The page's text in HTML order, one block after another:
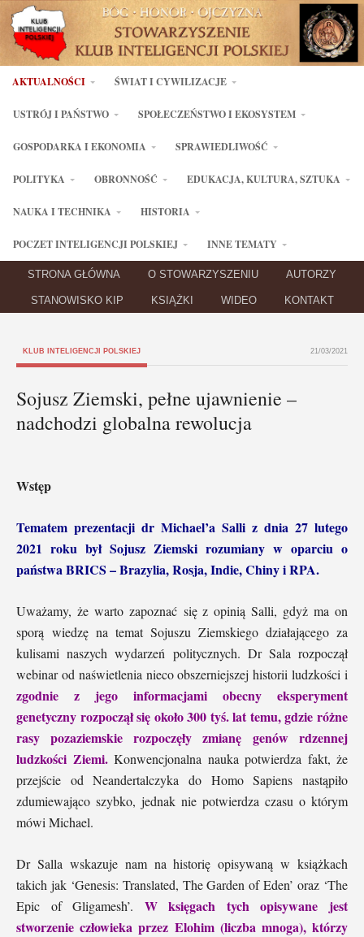
AKTUALNOŚCI ŚWIAT I CYWILIZACJE
USTRÓJ I PAŃSTWO SPOŁECZEŃSTWO I EKOSYSTEM
GOSPODARKA I EKONOMIA SPRAWIEDLIWOŚĆ
POLITYKA OBRONNOŚĆ EDUKACJA, KULTURA, SZTUKA
NAUKA I TECHNIKA HISTORIA
POCZET INTELIGENCJI POLSKIEJ INNE TEMATY
STRONA GŁÓWNA O STOWARZYSZENIU AUTORZY
STANOWISKO KIP KSIĄŻKI WIDEO KONTAKT
KLUB INTELIGENCJI POLSKIEJ 21/03/2021
Sojusz Ziemski, pełne ujawnienie –
nadchodzi globalna rewolucja
Wstęp
Tematem prezentacji dr Michael’a Salli z dnia 27 lutego
2021 roku był Sojusz Ziemski rozumiany w oparciu o
państwa BRICS – Brazylia, Rosja, Indie, Chiny i RPA.
Uważamy, że warto zapoznać się z opinią Salli, gdyż ma on
sporą wiedzę na temat Sojuszu Ziemskiego działającego za
kulisami naszych wydarzeń politycznych. Dr Sala rozpoczął
webinar od naświetlenia nieco obszerniejszej historii ludzkości i
zgodnie z jego informacjami obecny eksperyment
genetyczny rozpoczął się około 300 tyś. lat temu, gdzie różne
rasy pozaziemskie rozpoczęły zmianę genów rdzennej
ludzkości Ziemi.Konwencjonalna nauka potwierdza fakt, że
przejście od Neandertalczyka do Homo Sapiens nastąpiło
zdumiewająco szybko, jednak nie potwierdza czasu o którym
mówi Michael.
Dr Salla wskazuje nam na historię opisywaną w książkach
takich jak ‘Genesis: Translated, The Garden of Eden’ oraz ‘The
Epic of Gligamesh’. W księgach tych opisywane jest
stworzenie człowieka przez Elohim (liczba mnoga), którzy